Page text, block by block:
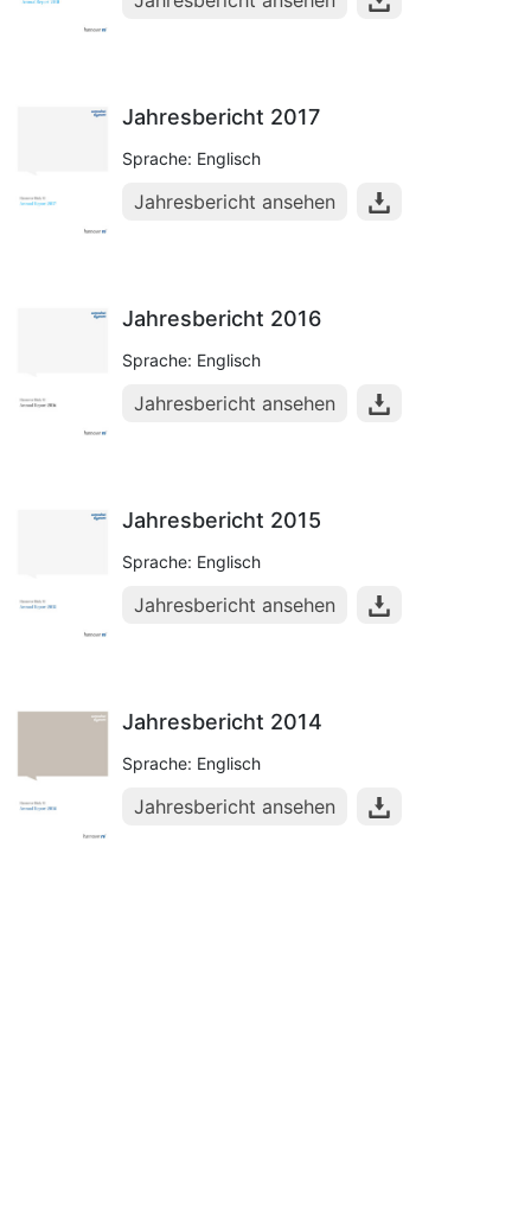
Jahresbericht 2017
Sprache: Englisch
Jahresbericht ansehen
Jahresbericht 2016
Sprache: Englisch
Jahresbericht ansehen
Jahresbericht 2015
Sprache: Englisch
Jahresbericht ansehen
Jahresbericht 2014
Sprache: Englisch
Jahresbericht ansehen